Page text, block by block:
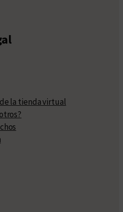
la tienda virtual